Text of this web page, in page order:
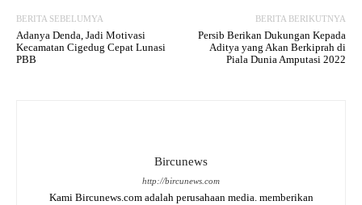
BERITA SEBELUMYA
Adanya Denda, Jadi Motivasi
Kecamatan Cigedug Cepat Lunasi
PBB
BERITA BERIKUTNYA
Persib Berikan Dukungan Kepada
Aditya yang Akan Berkiprah di
Piala Dunia Amputasi 2022
Bircunews
http://bircunews.com
Kami Bircunews.com adalah perusahaan media. memberikan